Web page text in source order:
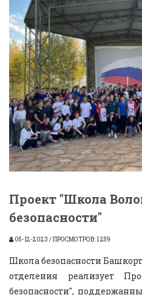
Проект "Школа
безопасности"
05-12-2023 / ПРОСМОТРОВ: 1 259
Школа безопасности
отделения реализует
безопасности",